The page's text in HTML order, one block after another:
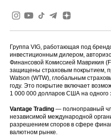
Группа VIG, работающая под
инвестиционным дилером,
Финансовой Комиссией Маврикия
защищены страховым покрытием,
Watson (WTW), глобальным
году. Это покрытие включает
1 000 000 долларов США на одного
Vantage Trading — полноправный
независимой международной
разрешением споров в сфере
валютном рынке.